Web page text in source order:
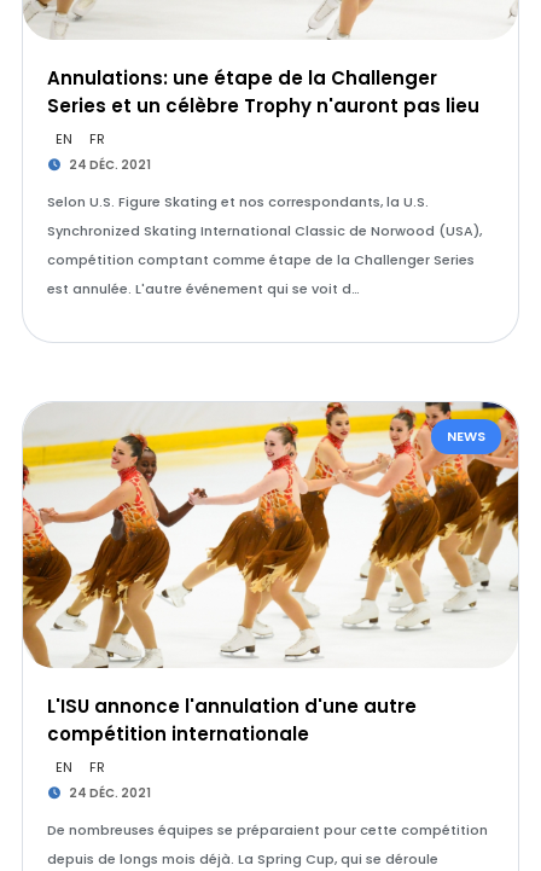
Annulations: une étape de la Challenger
Series et un célèbre Trophy n'auront pas lieu
EN FR
24 DÉC. 2021
Selon U.S. Figure Skating et nos correspondants, la U.S.
Synchronized Skating International Classic de Norwood (USA),
compétition comptant comme étape de la Challenger Series
est annulée. L'autre événement qui se voit d…
NEWS
L'ISU annonce l'annulation d'une autre
compétition internationale
EN FR
24 DÉC. 2021
De nombreuses équipes se préparaient pour cette compétition
depuis de longs mois déjà. La Spring Cup, qui se déroule